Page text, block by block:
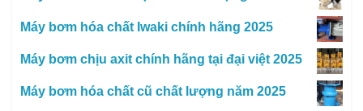
Máy bơm hóa chất Iwaki chính hãng 2025
Máy bơm chịu axit chính hãng tại đại việt 2025
Máy bơm hóa chất cũ chất lượng năm 2025